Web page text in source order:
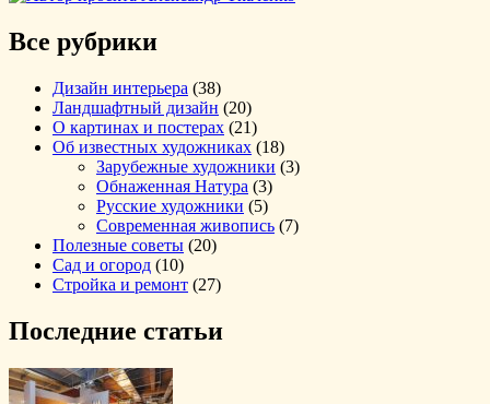
Все рубрики
Дизайн интерьера (38)
Ландшафтный дизайн (20)
О картинах и постерах (21)
Об известных художниках (18)
Зарубежные художники (3)
Обнаженная Натура (3)
Русские художники (5)
Современная живопись (7)
Полезные советы (20)
Сад и огород (10)
Стройка и ремонт (27)
Последние статьи